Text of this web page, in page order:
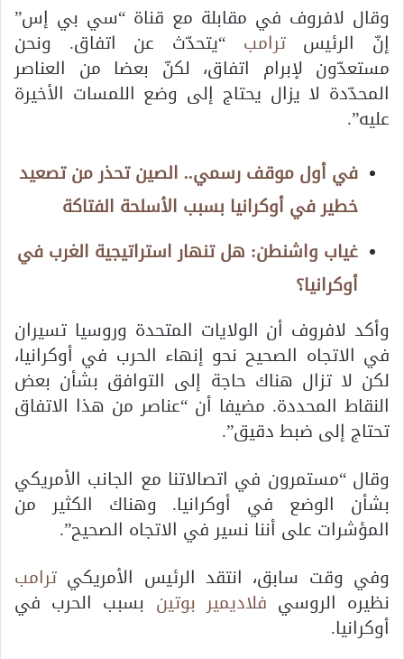
وقال لافروف في مقابلة مع قناة “سي بي إس”
إنّ الرئيسترامب “يتحدّث عن اتفاق. ونحن
مستعدّون لإبرام اتفاق، لكنّ بعضا من العناصر
المحدّدة لا يزال يحتاج إلى وضع اللمسات الأخيرة
عليه”.
في أول موقف رسمي.. الصين تحذر من تصعيد
خطير في أوكرانيا بسبب الأسلحة الفتاكة
غياب واشنطن: هل تنهار استراتيجية الغرب في
أوكرانيا؟
وأكد لافروف أن الولايات المتحدة وروسيا تسيران
في الاتجاه الصحيح نحو إنهاء الحرب في أوكرانيا،
لكن لا تزال هناك حاجة إلى التوافق بشأن بعض
النقاط المحددة. مضيفا أن “عناصر من هذا الاتفاق
تحتاج إلى ضبط دقيق”.
وقال “مستمرون في اتصالاتنا مع الجانب الأمريكي
بشأن الوضع في أوكرانيا. وهناك الكثير من
المؤشرات على أننا نسير في الاتجاه الصحيح”.
وفي وقت سابق، انتقد الرئيس الأمريكي ترامب
نظيره الروسي فلاديمير بوتين بسبب الحرب في
أوكرانيا.